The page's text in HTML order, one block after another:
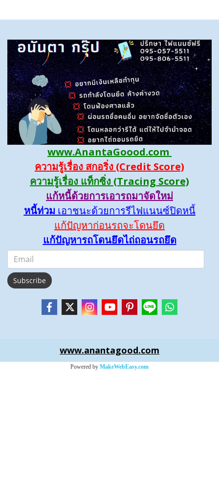
www.AnantaGoood.com
ความรู้เรื่อง สกอริ่ง (Credit Score)
ความรู้เรื่อง แท็กซิ่ง (Tracing Score)
แก้หนี้ด้วยการเอารถมาจัดใหม่
หนี้ท่วม เอาชนะด้วยการรีไฟแนนซ์ปิดหนี้
แก้ปัญหาก่อนรถจะโดนยึด
แก้ปัญหารถโดนยึดไถ่ถอนรถยึด
Subscribe
www.anantagood.com
Powered by MakeWebEasy.com